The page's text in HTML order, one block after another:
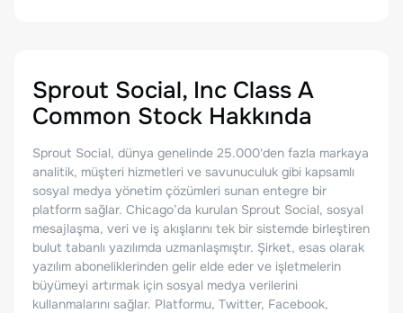
Sprout Social, Inc Class A
Common Stock Hakkında
Sprout Social, dünya genelinde 25.000'den fazla markaya
analitik, müşteri hizmetleri ve savunuculuk gibi kapsamlı
sosyal medya yönetim çözümleri sunan entegre bir
platform sağlar. Chicago’da kurulan Sprout Social, sosyal
mesajlaşma, veri ve iş akışlarını tek bir sistemde birleştiren
bulut tabanlı yazılımda uzmanlaşmıştır. Şirket, esas olarak
yazılım aboneliklerinden gelir elde eder ve işletmelerin
büyümeyi artırmak için sosyal medya verilerini
kullanmalarını sağlar. Platformu, Twitter, Facebook,